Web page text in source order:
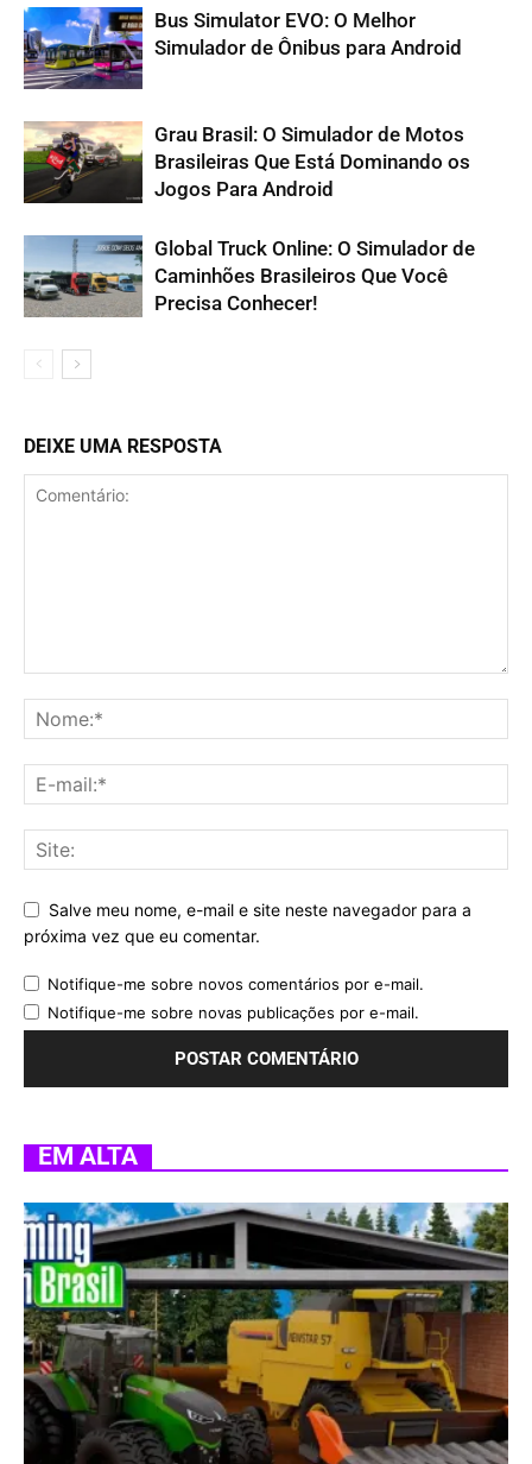
Bus Simulator EVO: O Melhor
Simulador de Ônibus para Android
Grau Brasil: O Simulador de Motos
Brasileiras Que Está Dominando os
Jogos Para Android
Global Truck Online: O Simulador de
Caminhões Brasileiros Que Você
Precisa Conhecer!
DEIXE UMA RESPOSTA
Salve meu nome, e-mail e site neste navegador para a
próxima vez que eu comentar.
Notifique-me sobre novos comentários por e-mail.
Notifique-me sobre novas publicações por e-mail.
EM ALTA